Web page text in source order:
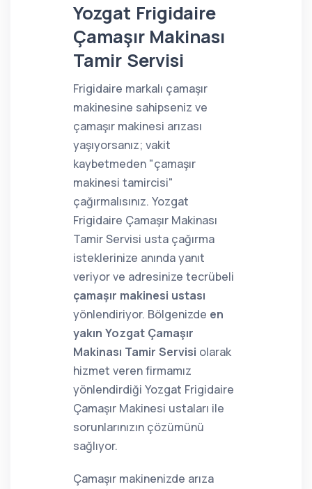
Yozgat Frigidaire
Çamaşır Makinası
Tamir Servisi
Frigidaire markalı çamaşır
makinesine sahipseniz ve
çamaşır makinesi arızası
yaşıyorsanız; vakit
kaybetmeden "çamaşır
makinesi tamircisi"
çağırmalısınız. Yozgat
Frigidaire Çamaşır Makinası
Tamir Servisi usta çağırma
isteklerinize anında yanıt
veriyor ve adresinize tecrübeli
çamaşır makinesi ustası
yönlendiriyor. Bölgenizde en
yakın Yozgat Çamaşır
Makinası Tamir Servisi olarak
hizmet veren firmamız
yönlendirdiği Yozgat Frigidaire
Çamaşır Makinesi ustaları ile
sorunlarınızın çözümünü
sağlıyor.
Çamaşır makinenizde arıza